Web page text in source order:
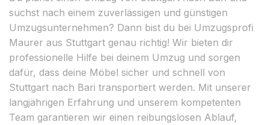
suchst nach einem zuverlässigen und günstigen
Umzugsunternehmen? Dann bist du bei Umzugsprofi
Maurer aus Stuttgart genau richtig! Wir bieten dir
professionelle Hilfe bei deinem Umzug und sorgen
dafür, dass deine Möbel sicher und schnell von
Stuttgart nach Bari transportiert werden. Mit unserer
langjährigen Erfahrung und unserem kompetenten
Team garantieren wir einen reibungslosen Ablauf,